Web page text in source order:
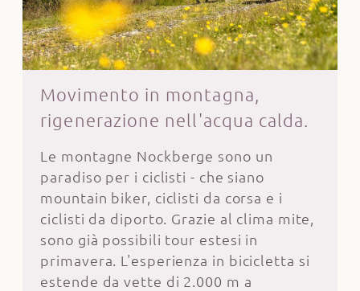
Movimento in montagna,
rigenerazione nell'acqua calda.
Le montagne Nockberge sono un
paradiso per i ciclisti - che siano
mountain biker, ciclisti da corsa e i
ciclisti da diporto. Grazie al clima mite,
sono già possibili tour estesi in
primavera. L'esperienza in bicicletta si
estende da vette di 2.000 m a